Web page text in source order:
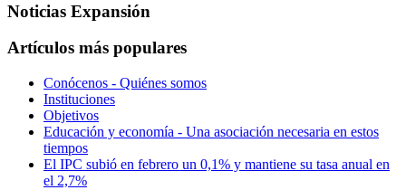
Noticias Expansión
Artículos más populares
Conócenos - Quiénes somos
Instituciones
Objetivos
Educación y economía - Una asociación necesaria en estos
tiempos
El IPC subió en febrero un 0,1% y mantiene su tasa anual en
el 2,7%